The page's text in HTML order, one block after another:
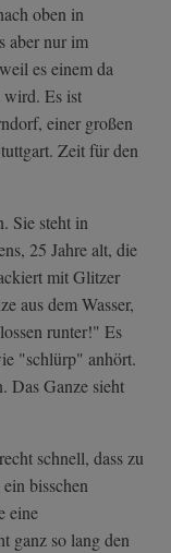
oben in
aber nur im
es einem da
wird. Es ist
einer großen
Zeit für den
Sie steht in
25 Jahre alt, die
mit Glitzer
aus dem Wasser,
runter!" Es
"schlürp" anhört.
Das Ganze sieht
schnell, dass zu
bisschen
eine
ganz so lang den